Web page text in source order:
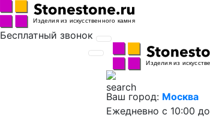
Бесплатный звонок
Ваш город: Москва
Ежедневно с 10:00 до